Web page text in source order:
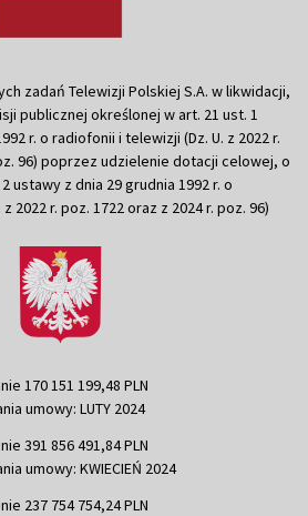
zadań Telewizji Polskiej S.A. w likwidacji,
publicznej określonej w art. 21 ust. 1
r. o radiofonii i telewizji (Dz. U. z 2022 r.
96) poprzez udzielenie dotacji celowej, o
ustawy z dnia 29 grudnia 1992 r. o
2022 r. poz. 1722 oraz z 2024 r. poz. 96)
170 151 199,48 PLN
umowy: LUTY 2024
391 856 491,84 PLN
umowy: KWIECIEŃ 2024
237 754 754,24 PLN